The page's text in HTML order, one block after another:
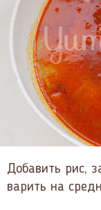
Добавить рис,
варить на